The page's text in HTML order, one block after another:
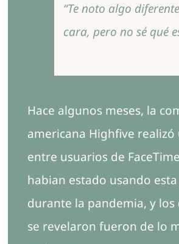
“Te noto algo
cara, pero no sé qué
Hace algunos meses, la
americana Highfive
entre usuarios de
habian estado usando
durante la pandemia, y los
se revelaron fueron de lo